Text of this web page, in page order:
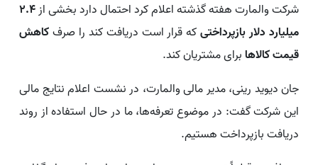
شرکت والمارت هفته گذشته اعلام کرد احتمال دارد بخشی از2.4
میلیارد دلار بازپرداختیکه قرار است دریافت کند را صرفکاهش
قیمت کالاهابرای مشتریان کند.
جان دیوید رینی، مدیر مالی والمارت، در نشست اعلام نتایج مالی
این شرکت گفت: در موضوع تعرفه‌ها، ما در حال استفاده از روند
دریافت بازپرداخت هستیم.